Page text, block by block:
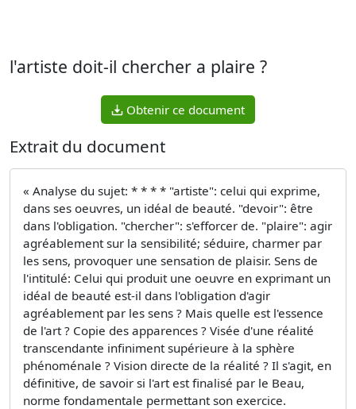
l'artiste doit-il chercher a plaire ?
Obtenir ce document
Extrait du document
« Analyse du sujet: * * * * "artiste": celui qui exprime,
dans ses oeuvres, un idéal de beauté. "devoir": être
dans l'obligation. "chercher": s'efforcer de. "plaire": agir
agréablement sur la sensibilité; séduire, charmer par
les sens, provoquer une sensation de plaisir. Sens de
l'intitulé: Celui qui produit une oeuvre en exprimant un
idéal de beauté est-il dans l'obligation d'agir
agréablement par les sens ? Mais quelle est l'essence
de l'art ? Copie des apparences ? Visée d'une réalité
transcendante infiniment supérieure à la sphère
phénoménale ? Vision directe de la réalité ? Il s'agit, en
définitive, de savoir si l'art est finalisé par le Beau,
norme fondamentale permettant son exercice.